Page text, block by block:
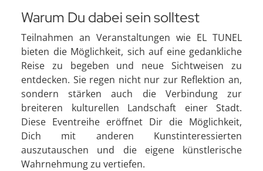
Warum Du dabei sein solltest
Teilnahmen an Veranstaltungen wie EL TUNEL
bieten die Möglichkeit, sich auf eine gedankliche
Reise zu begeben und neue Sichtweisen zu
entdecken. Sie regen nicht nur zur Reflektion an,
sondern stärken auch die Verbindung zur
breiteren kulturellen Landschaft einer Stadt.
Diese Eventreihe eröffnet Dir die Möglichkeit,
Dich mit anderen Kunstinteressierten
auszutauschen und die eigene künstlerische
Wahrnehmung zu vertiefen.